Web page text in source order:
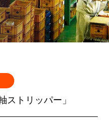
ストリッパー」